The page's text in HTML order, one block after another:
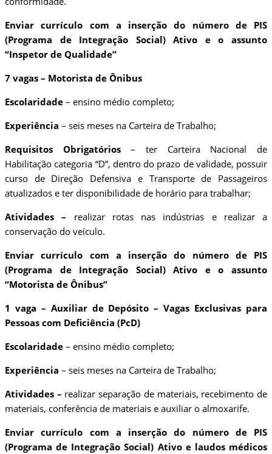
Enviar currículo com a inserção do número de PIS
(Programa de Integração Social) Ativo e o assunto
“Inspetor de Qualidade”
7 vagas – Motorista de Ônibus
Escolaridade – ensino médio completo;
Experiência – seis meses na Carteira de Trabalho;
Requisitos Obrigatórios– ter Carteira Nacional de
Habilitação categoria “D”, dentro do prazo de validade, possuir
curso de Direção Defensiva e Transporte de Passageiros
atualizados e ter disponibilidade de horário para trabalhar;
Atividades – realizar rotas nas indústrias e realizar a
conservação do veículo.
Enviar currículo com a inserção do número de PIS
(Programa de Integração Social) Ativo e o assunto
“Motorista de Ônibus”
1 vaga – Auxiliar de Depósito – Vagas Exclusivas para
Pessoas com Deficiência (PcD)
Escolaridade – ensino médio completo;
Experiência – seis meses na Carteira de Trabalho;
Atividades – realizar separação de materiais, recebimento de
materiais, conferência de materiais e auxiliar o almoxarife.
Enviar currículo com a inserção do número de PIS
(Programa de Integração Social) Ativo e laudos médicos